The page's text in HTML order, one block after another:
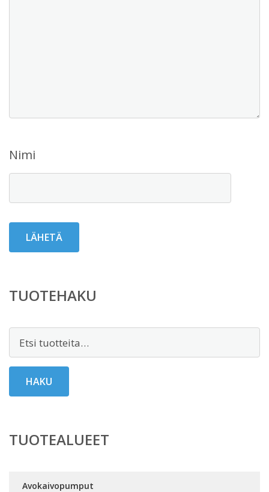
Nimi
TUOTEHAKU
HAKU
TUOTEALUEET
Avokaivopumput